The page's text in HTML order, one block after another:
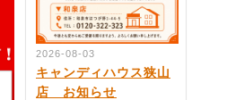
2026-08-03
キャンディハウス狭山
店 お知らせ